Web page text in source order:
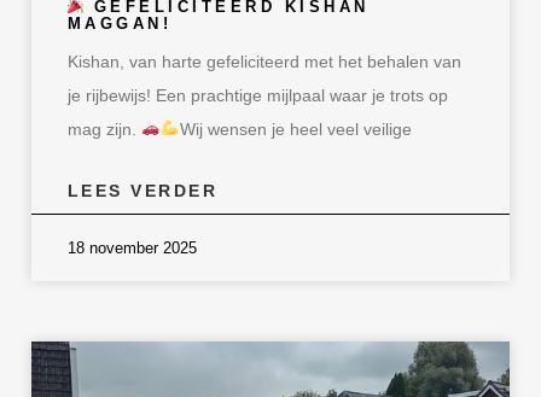
GEFELICITEERD KISHAN
MAGGAN!
Kishan, van harte gefeliciteerd met het behalen van
je rijbewijs! Een prachtige mijlpaal waar je trots op
mag zijn.
Wij wensen je heel veel veilige
LEES VERDER
18 november 2025